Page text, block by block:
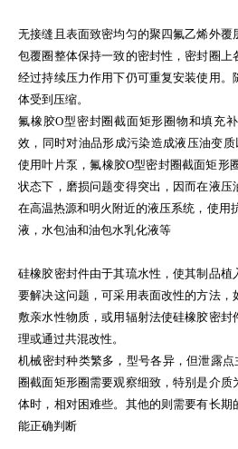
无接缝且表面致密均匀的聚四氟乙烯外
包覆圈整体保持一致的密封性，密封圈
经过持续压力作用下仍可重复安装使用
体受到压缩。
氟橡胶O型密封圈截面矩形圈物和填充
效，同时对油品形成污染造成液压油变
使用叶片泵，氟橡胶O型密封圈截面矩形
状态下，磨损问题变得突出，因而在液
在高温热源和明火附近的液压系统，使用
液，水包油和油包水乳化液等
硅橡胶密封件由于其琉水性，使其制品植
要解决这问题，可采用表面改性的方法
敷亲水性物质，或用辐射法使硅橡胶密封
理或通过共混改性。
机械密封种类繁多，型号各异，但泄露
圈截面矩形圈需要观察细致，特别是介
体时，相对困难些。其他的则需要有长
能正确判断